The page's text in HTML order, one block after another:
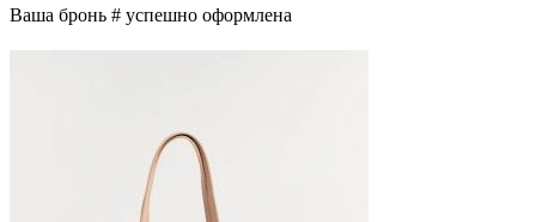
Ваша бронь # успешно оформлена